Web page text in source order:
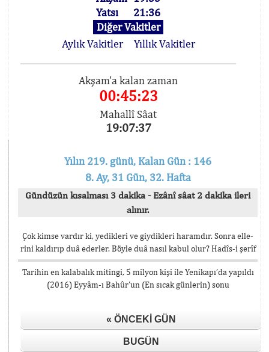
Yatsı
21:36
Diğer Vakitler
Aylık Vakitler
Yıllık Vakitler
Akşam'a kalan zaman
00:45:22
Mahallî Sâat
19:07:38
Yılın 219. günü, Kalan Gün : 146
8. Ay, 31 Gün, 32. Hafta
Gündüzün kısalması 3 dakika - Ezânî sâat 2 dakika ileri
alınır.
Çok kimse vardır ki, yedikleri ve giydikleri haramdır. Sonra elle-
rini kaldırıp duâ ederler. Böyle duâ nasıl kabul olur? Hadîs-i şerîf
Tarihin en kalabalık mitingi, 5 milyon kişi ile Yenikapı’da yapıldı
(2016) Eyyâm-ı Bahûr’un (En sıcak günlerin) sonu
« ÖNCEKI GÜN
BUGÜN